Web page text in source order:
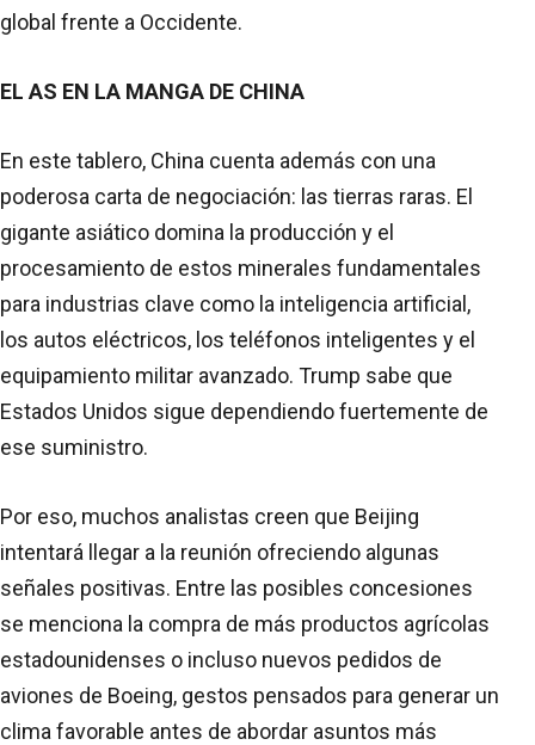
global frente a Occidente.
EL AS EN LA MANGA DE CHINA
En este tablero, China cuenta además con una
poderosa carta de negociación: las tierras raras. El
gigante asiático domina la producción y el
procesamiento de estos minerales fundamentales
para industrias clave como la inteligencia artificial,
los autos eléctricos, los teléfonos inteligentes y el
equipamiento militar avanzado. Trump sabe que
Estados Unidos sigue dependiendo fuertemente de
ese suministro.
Por eso, muchos analistas creen que Beijing
intentará llegar a la reunión ofreciendo algunas
señales positivas. Entre las posibles concesiones
se menciona la compra de más productos agrícolas
estadounidenses o incluso nuevos pedidos de
aviones de Boeing, gestos pensados para generar un
clima favorable antes de abordar asuntos más